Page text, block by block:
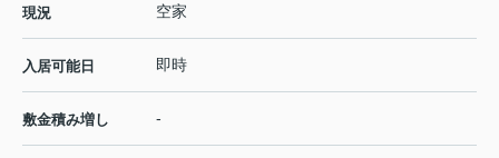
現況 空家
入居可能日 即時
敷金積み増し -